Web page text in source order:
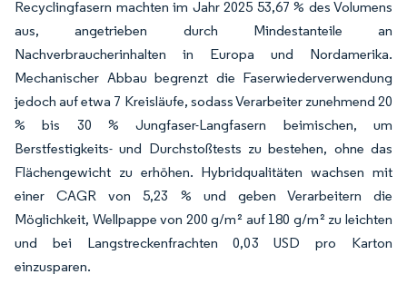
Recyclingfasern machten im Jahr 2025 53,67 % des Volumens
aus, angetrieben durch Mindestanteile an
Nachverbraucherinhalten in Europa und Nordamerika.
Mechanischer Abbau begrenzt die Faserwiederverwendung
jedoch auf etwa 7 Kreisläufe, sodass Verarbeiter zunehmend 20
% bis 30 % Jungfaser-Langfasern beimischen, um
Berstfestigkeits- und Durchstoßtests zu bestehen, ohne das
Flächengewicht zu erhöhen. Hybridqualitäten wachsen mit
einer CAGR von 5,23 % und geben Verarbeitern die
Möglichkeit, Wellpappe von 200 g/m² auf 180 g/m² zu leichten
und bei Langstreckenfrachten 0,03 USD pro Karton
einzusparen.